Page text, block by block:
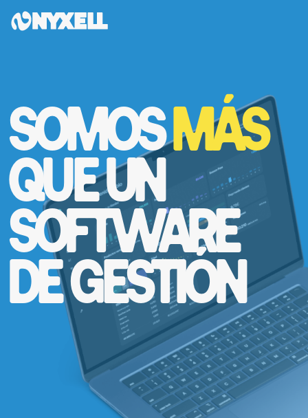
SOMOSMÁS
QUE UN
SOFTWARE
DE GESTIÓN